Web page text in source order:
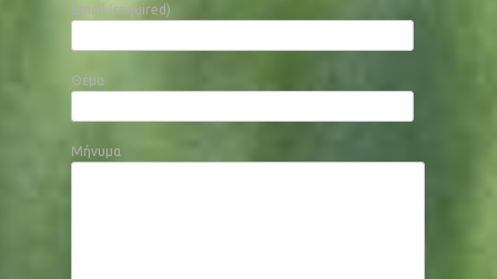
Email (required)
Θέμα
Μήνυμα